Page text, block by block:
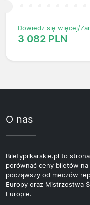
Dowiedz się więcej/
3 082 PLN
O nas
Biletypilkarskie.pl to
porównać ceny biletów na
począwszy od meczów
Europy oraz Mistrzostwa
Europie.